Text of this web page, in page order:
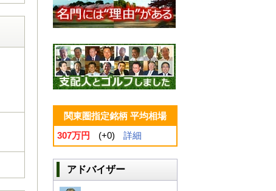
関東圏指定銘柄 平均相場
307万円
(+0) 詳細
アドバイザー